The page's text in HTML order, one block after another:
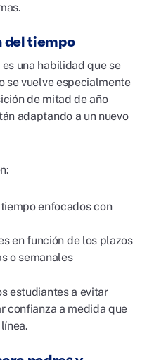
del tiempo
una habilidad que se
se vuelve especialmente
de mitad de año
adaptando a un nuevo
enfocados con
en función de los plazos
o semanales
estudiantes a evitar
confianza a medida que